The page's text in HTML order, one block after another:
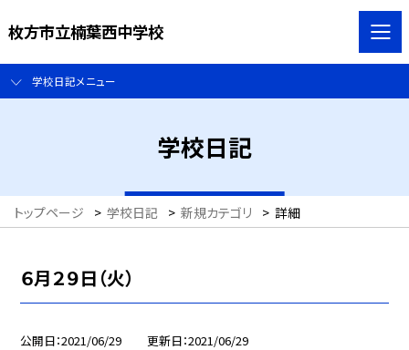
枚方市立楠葉西中学校
学校日記メニュー
学校日記
トップページ > 学校日記 > 新規カテゴリ > 詳細
６月２９日（火）
公開日 2021/06/29 更新日 2021/06/29